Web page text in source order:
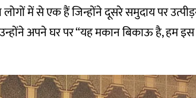
में से एक हैं जिन्होंने दूसरे समुदाय पर
अपने घर पर “यह मकान बिकाऊ है, हम